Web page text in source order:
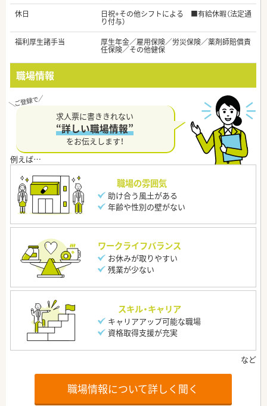
休日
日祝+その他シフトによる ■有給休暇（法定通
り付与）
福利厚生諸手当
厚生年金／雇用保険／労災保険／薬剤師賠償責
任保険／その他健保
職場情報
求人票に書ききれない
“詳しい職場情報”
をお伝えします！
職場の雰囲気
助け合う風土がある
年齢や性別の壁がない
ワークライフバランス
お休みが取りやすい
残業が少ない
スキル・キャリア
キャリアアップ可能な職場
資格取得支援が充実
職場情報について詳しく聞く